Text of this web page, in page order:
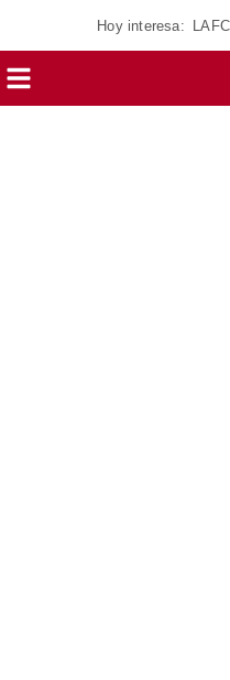
Hoy interesa: